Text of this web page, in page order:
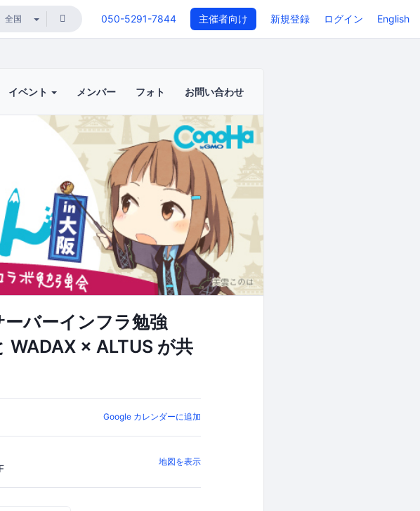
050-5291-7844 主催者向け 新規登録 ログイン English
イベント メンバー フォト お問い合わせ
バーインフラ勉強
WADAX × ALTUS が共
Google カレンダーに追加
地図を表示